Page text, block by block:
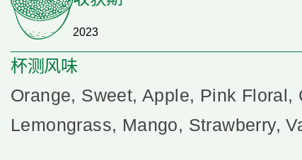
2023
杯测风味
Orange, Sweet, Apple, Pink Floral,
Lemongrass, Mango, Strawberry,